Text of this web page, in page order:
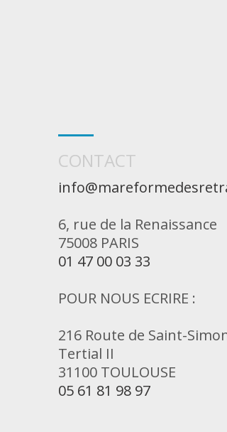
CONTACT
6, rue de la Renaissance
75008 PARIS
01 47 00 03 33
POUR NOUS ECRIRE :
216 Route de Saint-
Tertial II
31100 TOULOUSE
05 61 81 98 97